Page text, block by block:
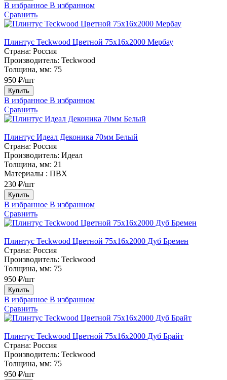
В избранное В избранном
Сравнить
Плинтус Teckwood Цветной 75х16х2000 Мербау
Страна: Россия
Производитель: Teckwood
Толщина, мм: 75
950 ₽/шт
Купить
В избранное В избранном
Сравнить
Плинтус Идеал Деконика 70мм Белый
Страна: Россия
Производитель: Идеал
Толщина, мм: 21
Материалы : ПВХ
230 ₽/шт
Купить
В избранное В избранном
Сравнить
Плинтус Teckwood Цветной 75х16х2000 Дуб Бремен
Страна: Россия
Производитель: Teckwood
Толщина, мм: 75
950 ₽/шт
Купить
В избранное В избранном
Сравнить
Плинтус Teckwood Цветной 75х16х2000 Дуб Брайт
Страна: Россия
Производитель: Teckwood
Толщина, мм: 75
950 ₽/шт